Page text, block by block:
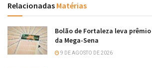
Relacionadas Matérias
Bolão de Fortaleza leva prêmio
da Mega-Sena
9 DE AGOSTO DE 2026